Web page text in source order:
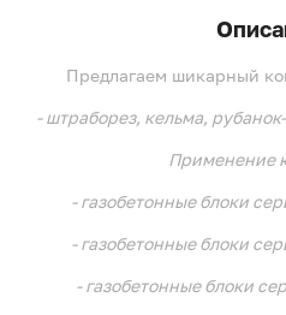
Предлагаем шикарный
- штраборез, кельма,
Применение
- газобетонные блоки
- газобетонные блоки
- газобетонные блоки